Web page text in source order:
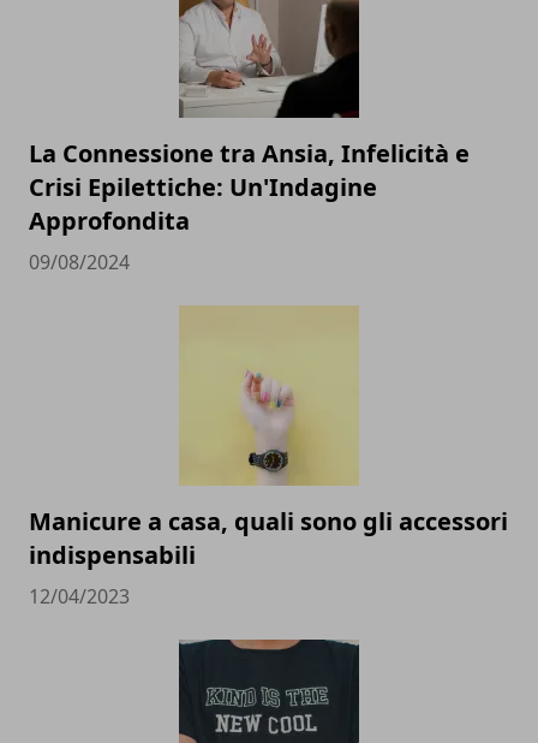
La Connessione tra Ansia, Infelicità e
Crisi Epilettiche: Un'Indagine
Approfondita
09/08/2024
Manicure a casa, quali sono gli accessori
indispensabili
12/04/2023